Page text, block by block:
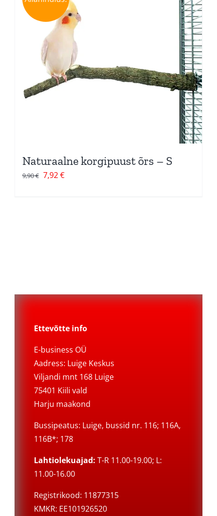
Naturaalne korgipuust õrs – S
9,90€ Algne
7,92€Current
Ettevõtte info
E-business OÜ
Aadress: Luige Keskus
Viljandi mnt 168 Luige
75401 Kiili vald
Harju maakond
Bussipeatus: Luige, bussid nr. 116; 116A,
116B*; 178
Lahtiolekuajad: T-R 11.00-19.00; L:
11.00-16.00
Registrikood: 11877315
KMKR: EE101926520